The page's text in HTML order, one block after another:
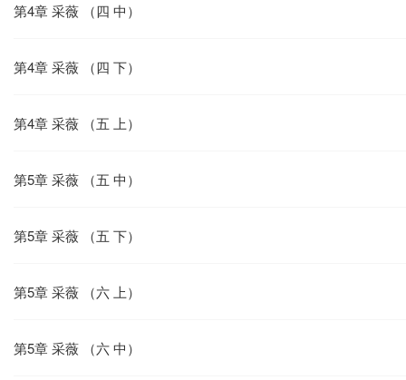
第4章 采薇 （四 中）
第4章 采薇 （四 下）
第4章 采薇 （五 上）
第5章 采薇 （五 中）
第5章 采薇 （五 下）
第5章 采薇 （六 上）
第5章 采薇 （六 中）